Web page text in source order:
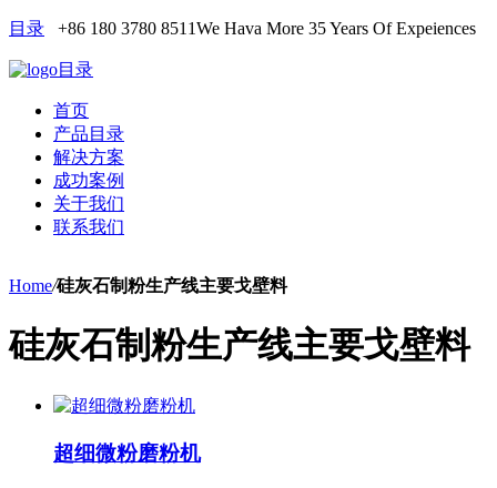
目录 +86 180 3780 8511We Hava More 35 Years Of Expeiences
目录
首页
产品目录
解决方案
成功案例
关于我们
联系我们
Home/硅灰石制粉生产线主要戈壁料
硅灰石制粉生产线主要戈壁料
超细微粉磨粉机